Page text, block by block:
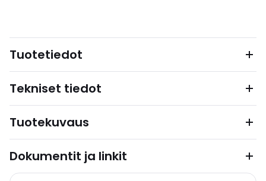
Tuotetiedot
Tekniset tiedot
Tuotekuvaus
Dokumentit ja linkit